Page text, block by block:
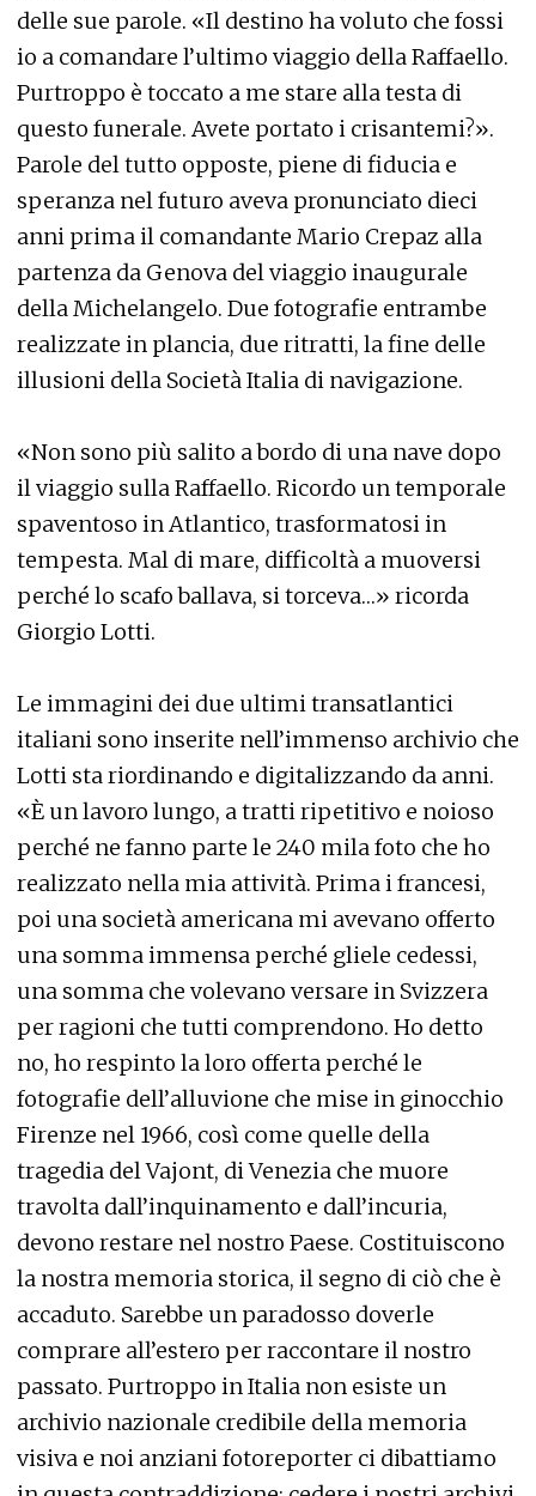
delle sue parole. «Il destino ha voluto che fossi
io a comandare l’ultimo viaggio della Raffaello.
Purtroppo è toccato a me stare alla testa di
questo funerale. Avete portato i crisantemi?».
Parole del tutto opposte, piene di fiducia e
speranza nel futuro aveva pronunciato dieci
anni prima il comandante Mario Crepaz alla
partenza da Genova del viaggio inaugurale
della Michelangelo. Due fotografie entrambe
realizzate in plancia, due ritratti, la fine delle
illusioni della Società Italia di navigazione.
«Non sono più salito a bordo di una nave dopo
il viaggio sulla Raffaello. Ricordo un temporale
spaventoso in Atlantico, trasformatosi in
tempesta. Mal di mare, difficoltà a muoversi
perché lo scafo ballava, si torceva…» ricorda
Giorgio Lotti.
Le immagini dei due ultimi transatlantici
italiani sono inserite nell’immenso archivio che
Lotti sta riordinando e digitalizzando da anni.
«È un lavoro lungo, a tratti ripetitivo e noioso
perché ne fanno parte le 240 mila foto che ho
realizzato nella mia attività. Prima i francesi,
poi una società americana mi avevano offerto
una somma immensa perché gliele cedessi,
una somma che volevano versare in Svizzera
per ragioni che tutti comprendono. Ho detto
no, ho respinto la loro offerta perché le
fotografie dell’alluvione che mise in ginocchio
Firenze nel 1966, così come quelle della
tragedia del Vajont, di Venezia che muore
travolta dall’inquinamento e dall’incuria,
devono restare nel nostro Paese. Costituiscono
la nostra memoria storica, il segno di ciò che è
accaduto. Sarebbe un paradosso doverle
comprare all’estero per raccontare il nostro
passato. Purtroppo in Italia non esiste un
archivio nazionale credibile della memoria
visiva e noi anziani fotoreporter ci dibattiamo